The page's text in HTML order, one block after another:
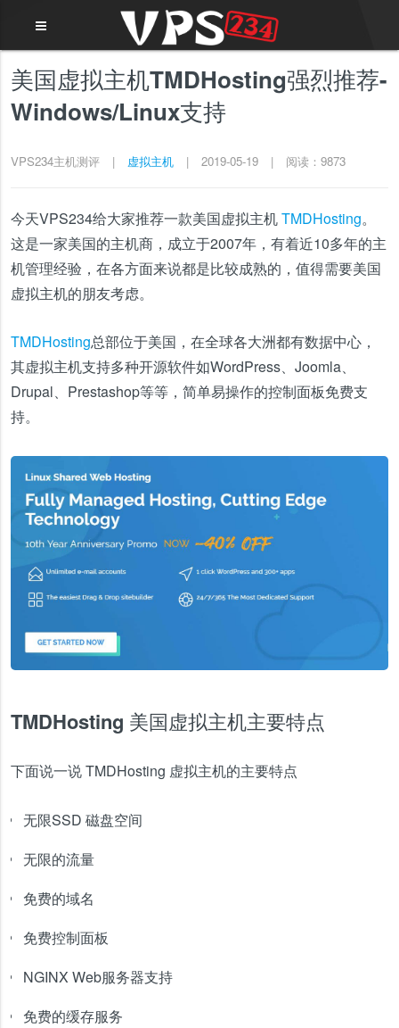
美国虚拟主机TMDHosting强烈推荐-
Windows/Linux支持
VPS234主机测评 | 虚拟主机 | 2019-05-19 | 阅读：9873
今天VPS234给大家推荐一款美国虚拟主机TMDHosting。
这是一家美国的主机商，成立于2007年，有着近10多年的主
机管理经验，在各方面来说都是比较成熟的，值得需要美国
虚拟主机的朋友考虑。
TMDHosting总部位于美国，在全球各大洲都有数据中心，
其虚拟主机支持多种开源软件如WordPress、Joomla、
Drupal、Prestashop等等，简单易操作的控制面板免费支
持。
TMDHosting 美国虚拟主机主要特点
下面说一说 TMDHosting 虚拟主机的主要特点
无限SSD 磁盘空间
无限的流量
免费的域名
免费控制面板
NGINX Web服务器支持
免费的缓存服务